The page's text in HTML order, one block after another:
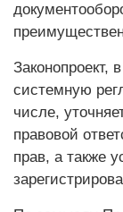
Законопроект,
системную
числе,
правовой
прав, а также